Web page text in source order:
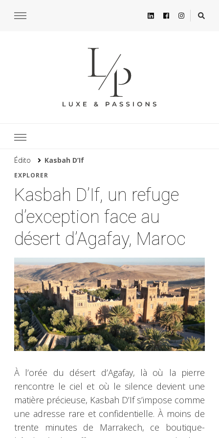
Édito Kasbah D’If
EXPLORER
Kasbah D’If, un refuge
d’exception face au
désert d’Agafay, Maroc
À l’orée du désert d’Agafay, là où la pierre
rencontre le ciel et où le silence devient une
matière précieuse, Kasbah D’If s’impose comme
une adresse rare et confidentielle. À moins de
trente minutes de Marrakech, ce boutique-